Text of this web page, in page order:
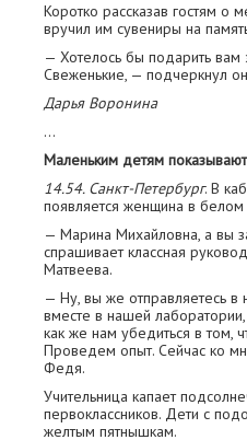
Коротко рассказав гостям о
вручил им сувениры на
— Хотелось бы подарить вам
Свеженькие, — подчеркнул
Дарья Воронина
…
Маленьким детям
14.54. Санкт-Петербург. В
появляется женщина в
— Марина Михайловна, а вы
спрашивает классная
Матвеева.
— Ну, вы же отправляетесь
вместе в нашей
как же нам убедиться в том,
Проведем опыт. Сейчас ко
Федя.
Учительница капает
первоклассников. Дети с
желтым пятнышкам.